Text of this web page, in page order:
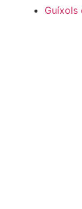
Guíxols